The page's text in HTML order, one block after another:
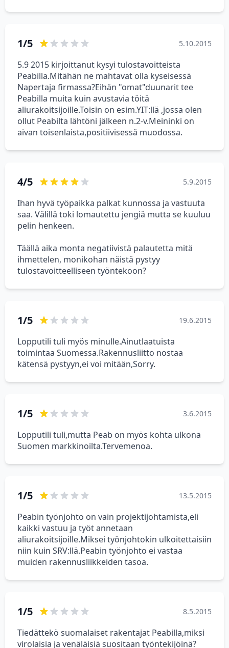
1/5 5.10.2015
5.9 2015 kirjoittanut kysyi tulostavoitteista
Peabilla.Mitähän ne mahtavat olla kyseisessä
Napertaja firmassa?Eihän "omat"duunarit tee
Peabilla muita kuin avustavia töitä
aliurakoitsijoille.Toisin on esim.YIT:llä ,jossa olen
ollut Peabilta lähtöni jälkeen n.2-v.Meininki on
aivan toisenlaista,positiivisessä muodossa.
4/5 5.9.2015
Ihan hyvä työpaikka palkat kunnossa ja vastuuta
saa. Välillä toki lomautettu jengiä mutta se kuuluu
pelin henkeen.
Täällä aika monta negatiivistä palautetta mitä
ihmettelen, monikohan näistä pystyy
tulostavoitteelliseen työntekoon?
1/5 19.6.2015
Lopputili tuli myös minulle.Ainutlaatuista
toimintaa Suomessa.Rakennusliitto nostaa
kätensä pystyyn,ei voi mitään,Sorry.
1/5 3.6.2015
Lopputili tuli,mutta Peab on myös kohta ulkona
Suomen markkinoilta.Tervemenoa.
1/5 13.5.2015
Peabin työnjohto on vain projektijohtamista,eli
kaikki vastuu ja työt annetaan
aliurakoitsijoille.Miksei työnjohtokin ulkoitettaisiin
niin kuin SRV:llä.Peabin työnjohto ei vastaa
muiden rakennusliikkeiden tasoa.
1/5 8.5.2015
Tiedättekö suomalaiset rakentajat Peabilla,miksi
virolaisia ja venäläisiä suositaan työntekijöinä?